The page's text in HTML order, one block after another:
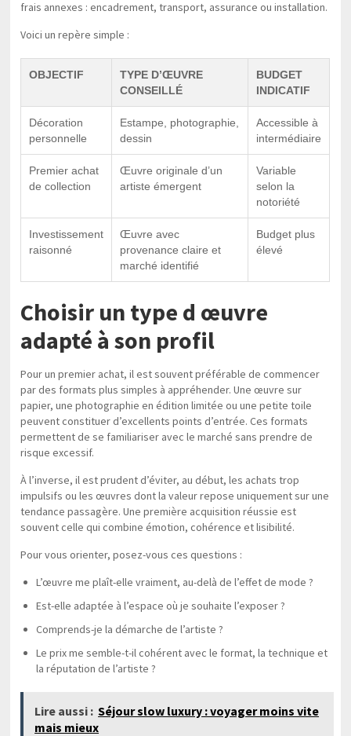
frais annexes : encadrement, transport, assurance ou installation.
Voici un repère simple :
OBJECTIF
TYPE D’ŒUVRE
CONSEILLÉ
BUDGET
INDICATIF
Décoration
personnelle
Estampe, photographie,
dessin
Accessible à
intermédiaire
Premier achat
de collection
Œuvre originale d’un
artiste émergent
Variable
selon la
notoriété
Investissement
raisonné
Œuvre avec
provenance claire et
marché identifié
Budget plus
élevé
Choisir un type d œuvre
adapté à son profil
Pour un premier achat, il est souvent préférable de commencer
par des formats plus simples à appréhender. Une œuvre sur
papier, une photographie en édition limitée ou une petite toile
peuvent constituer d’excellents points d’entrée. Ces formats
permettent de se familiariser avec le marché sans prendre de
risque excessif.
À l’inverse, il est prudent d’éviter, au début, les achats trop
impulsifs ou les œuvres dont la valeur repose uniquement sur une
tendance passagère. Une première acquisition réussie est
souvent celle qui combine émotion, cohérence et lisibilité.
Pour vous orienter, posez-vous ces questions :
L’œuvre me plaît-elle vraiment, au-delà de l’effet de mode ?
Est-elle adaptée à l’espace où je souhaite l’exposer ?
Comprends-je la démarche de l’artiste ?
Le prix me semble-t-il cohérent avec le format, la technique et
la réputation de l’artiste ?
Lire aussi : Séjour slow luxury : voyager moins vite
mais mieux